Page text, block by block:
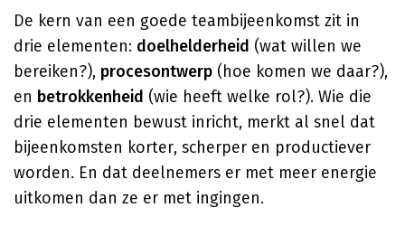
De kern van een goede teambijeenkomst zit in
drie elementen: doelhelderheid (wat willen we
bereiken?), procesontwerp (hoe komen we daar?),
en betrokkenheid (wie heeft welke rol?). Wie die
drie elementen bewust inricht, merkt al snel dat
bijeenkomsten korter, scherper en productiever
worden. En dat deelnemers er met meer energie
uitkomen dan ze er met ingingen.